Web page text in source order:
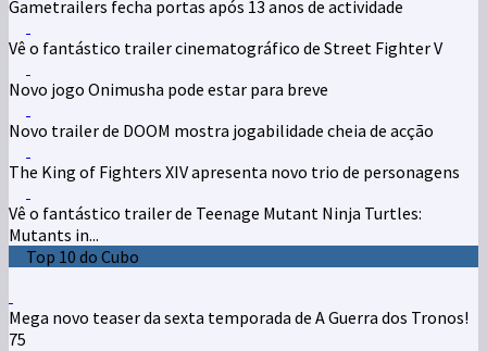
Gametrailers fecha portas após 13 anos de actividade
Vê o fantástico trailer cinematográfico de Street Fighter V
Novo jogo Onimusha pode estar para breve
Novo trailer de DOOM mostra jogabilidade cheia de acção
The King of Fighters XIV apresenta novo trio de personagens
Vê o fantástico trailer de Teenage Mutant Ninja Turtles:
Mutants in...
Top 10 do Cubo
Mega novo teaser da sexta temporada de A Guerra dos Tronos!
75